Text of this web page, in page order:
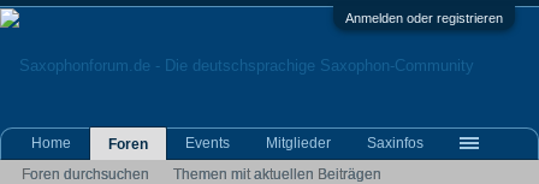
Anmelden oder registrieren
Home
Foren
Foren durchsuchen
Themen mit aktuellen Beiträgen
Events Mitglieder Saxinfos